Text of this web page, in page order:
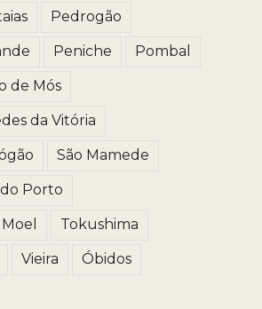
Pedrogão
Peniche Pombal
de Mós
da Vitória
São Mamede
Porto
Tokushima
Vieira Óbidos